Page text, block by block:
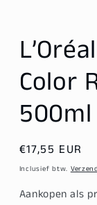
Color
500ml
Normale
prijs
€17,55 EUR
Inclusief btw.
Aankopen als